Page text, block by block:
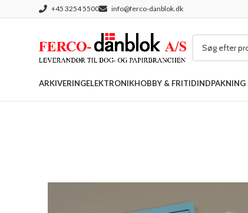
+45 3254 5500 info@ferco-danblok.dk
ARKIVERINGELEKTRONIKHOBBY & FRITIDINDPAKNING